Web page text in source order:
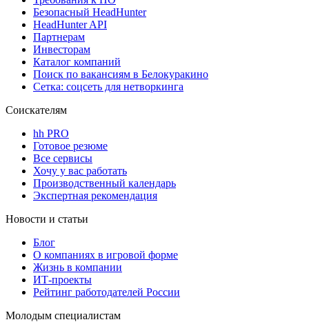
Безопасный HeadHunter
HeadHunter API
Партнерам
Инвесторам
Каталог компаний
Поиск по вакансиям в Белокуракино
Сетка: соцсеть для нетворкинга
Соискателям
hh PRO
Готовое резюме
Все сервисы
Хочу у вас работать
Производственный календарь
Экспертная рекомендация
Новости и статьи
Блог
О компаниях в игровой форме
Жизнь в компании
ИТ-проекты
Рейтинг работодателей России
Молодым специалистам